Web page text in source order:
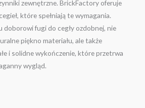
zewnętrzne. BrickFactory oferuje
które spełniają te wymagania.
doborowi fugi do cegły ozdobnej, nie
piękno materiału, ale także
i solidne wykończenie, które przetrwa
wygląd.